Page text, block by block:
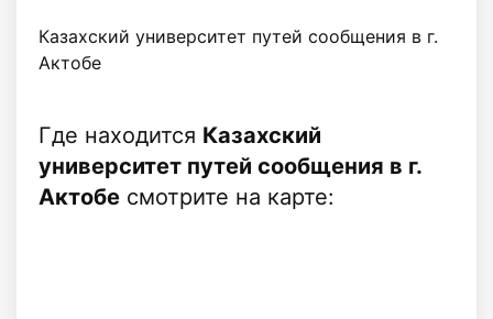
Казахский университет путей сообщения в г.
Актобе
Где находится Казахский
университет путей сообщения в г.
Актобе смотрите на карте: